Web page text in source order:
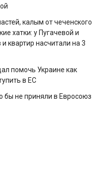
калым от чеченского
хатки: у Пугачевой и
квартир насчитали на 3
помочь Украине как
в ЕС
бы не приняли в Евросоюз
санкций против РФ